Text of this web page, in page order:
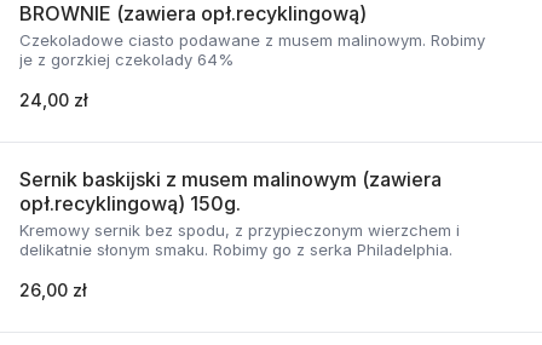
BROWNIE (zawiera opł.recyklingową)
Czekoladowe ciasto podawane z musem malinowym. Robimy
je z gorzkiej czekolady 64%
24,00 zł
Sernik baskijski z musem malinowym (zawiera
opł.recyklingową) 150g.
Kremowy sernik bez spodu, z przypieczonym wierzchem i
delikatnie słonym smaku. Robimy go z serka Philadelphia.
26,00 zł